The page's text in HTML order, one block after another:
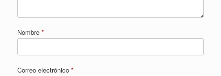
Nombre *
Correo electrónico *